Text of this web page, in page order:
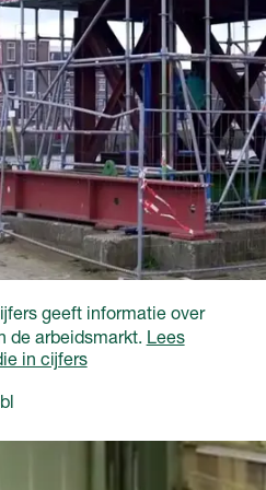
Je (de)monteert,
bewerkt, herstelt
componenten
Je begeleidt collega’s.
geeft informatie over
de arbeidsmarkt. Lees
in cijfers